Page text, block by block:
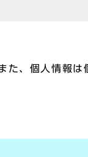
た、個人情報は